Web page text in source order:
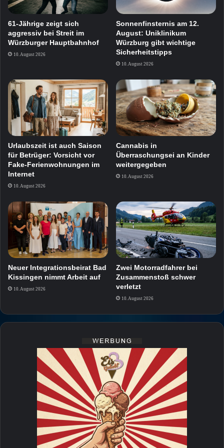
61-Jährige zeigt sich
aggressiv bei Streit im
Würzburger Hauptbahnhof
10. August 2026
Sonnenfinsternis am 12.
August: Uniklinikum
Würzburg gibt wichtige
Sicherheitstipps
10. August 2026
Urlaubszeit ist auch Saison
für Betrüger: Vorsicht vor
Fake-Ferienwohnungen im
Internet
10. August 2026
Cannabis in
Überraschungsei an Kinder
weitergegeben
10. August 2026
Neuer Integrationsbeirat Bad
Kissingen nimmt Arbeit auf
10. August 2026
Zwei Motorradfahrer bei
Zusammenstoß schwer
verletzt
10. August 2026